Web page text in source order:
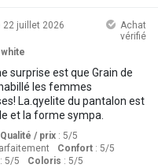
22 juillet 2026
Achat
vérifié
white
surprise est que Grain de
les femmes
La.qyelite du pantalon est
et la forme sympa.
/ prix: 5/5
Confort: 5/5
: 5/5 Coloris : 5/5